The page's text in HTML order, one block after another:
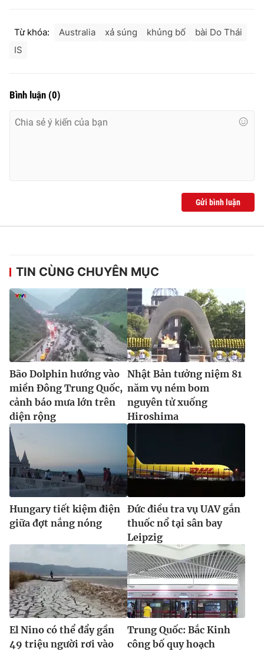
Từ khóa: Australia xả súng khủng bố
bài Do Thái
IS
Bình luận (0)
Gửi bình luận
TIN CÙNG CHUYÊN MỤC
Bão Dolphin hướng vào
miền Đông Trung Quốc,
cảnh báo mưa lớn trên
diện rộng
Nhật Bản tưởng niệm 81
năm vụ ném bom
nguyên tử xuống
Hiroshima
Hungary tiết kiệm điện
giữa đợt nắng nóng
Đức điều tra vụ UAV gắn
thuốc nổ tại sân bay
Leipzig
El Nino có thể đẩy gần
49 triệu người rơi vào
Trung Quốc: Bắc Kinh
công bố quy hoạch